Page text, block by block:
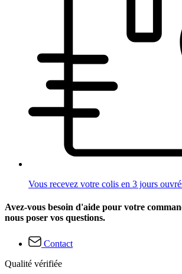
Vous recevez votre colis en 3 jours
Avez-vous besoin d'aide pour votre
nous poser vos questions.
Contact
Qualité vérifiée